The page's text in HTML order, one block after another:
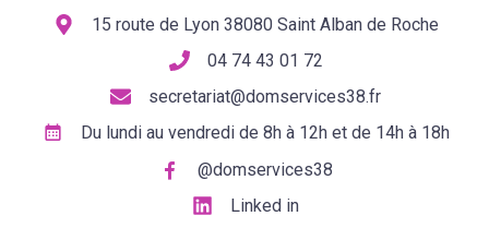
15 route de Lyon 38080 Saint Alban de Roche
04 74 43 01 72
secretariat@domservices38.fr
Du lundi au vendredi de 8h à 12h et de 14h à 18h
@domservices38
Linked in